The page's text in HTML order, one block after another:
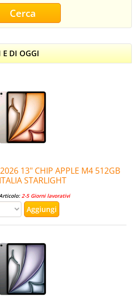
DI OGGI
13" CHIP APPLE M4 512GB
STARLIGHT
2-5 Giorni lavorativi